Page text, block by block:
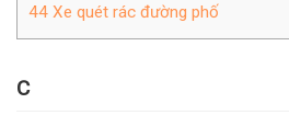
44 Xe quét rác đường phố
C